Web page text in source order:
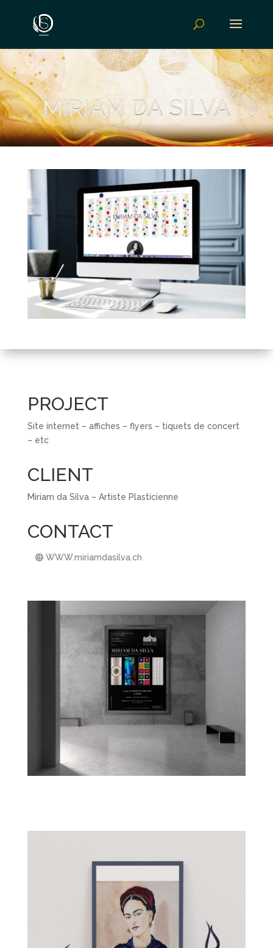
MIRIAM DA SILVA
PROJECT
Site internet – affiches – flyers – tiquets de concert
– etc
CLIENT
Miriam da Silva – Artiste Plasticienne
CONTACT
WWW.miriamdasilva.ch